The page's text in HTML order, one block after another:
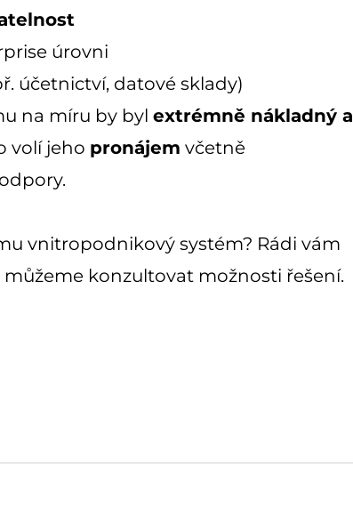
úrovni
účetnictví, datové sklady)
na míru by byl extrémně nákladný a
volí jeho pronájem včetně
vnitropodnikový systém? Rádi vám
můžeme konzultovat možnosti řešení.